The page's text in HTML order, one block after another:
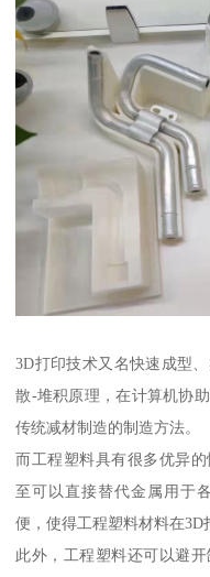
3D打印技术又名快速成型
散-堆积原理，在计算机协
传统减材制造的制造方法。
而工程塑料具有很多优异
至可以直接替代金属用于
便，使得工程塑料材料在3D
此外，工程塑料还可以避